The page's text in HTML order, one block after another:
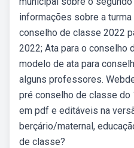
informações sobre a turma
conselho de classe 2022
2022; Ata para o conselho
modelo de ata para
alguns professores.
pré conselho de classe do
em pdf e editáveis na
berçário/maternal,
de classe?